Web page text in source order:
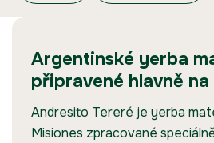
Argentinské yerba
připravené hlavně
Andresito Tereré je yerba
Misiones zpracované